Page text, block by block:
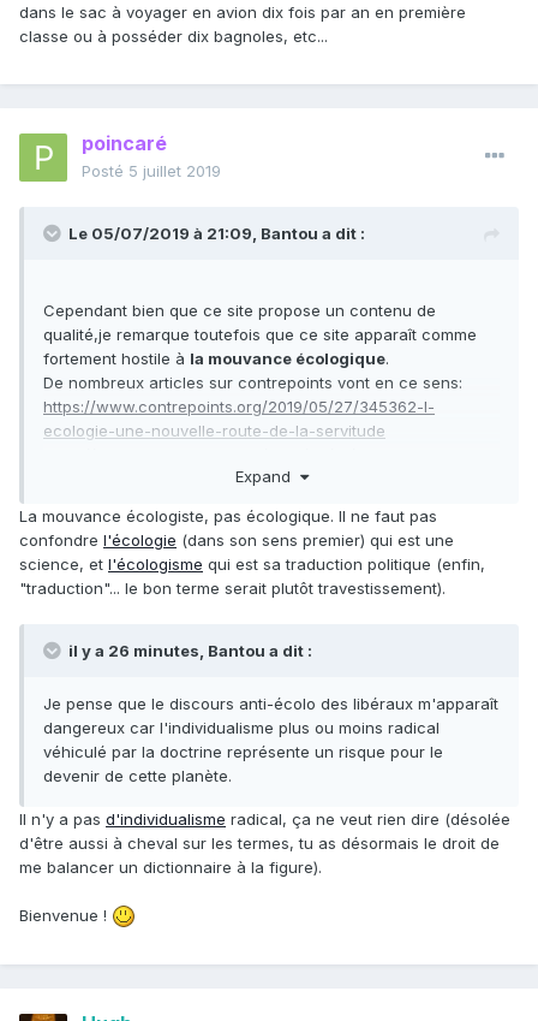
dans le sac à voyager en avion dix fois par an en première
classe ou à posséder dix bagnoles, etc...
poincaré
Posté 5 juillet 2019
Le 05/07/2019 à 21:09, Bantou a dit :
Cependant bien que ce site propose un contenu de
qualité,je remarque toutefois que ce site apparaît comme
fortement hostile à la mouvance écologique.
De nombreux articles sur contrepoints vont en ce sens:
https://www.contrepoints.org/2019/05/27/345362-l-
ecologie-une-nouvelle-route-de-la-servitude
rechauffement-climatique-lhysterie
Expand
La mouvance écologiste, pas écologique. Il ne faut pas
confondre l'écologie (dans son sens premier) qui est une
science, et l'écologisme qui est sa traduction politique (enfin,
"traduction"... le bon terme serait plutôt travestissement).
il y a 26 minutes, Bantou a dit :
Je pense que le discours anti-écolo des libéraux m'apparaît
dangereux car l'individualisme plus ou moins radical
véhiculé par la doctrine représente un risque pour le
devenir de cette planète.
Il n'y a pas d'individualisme radical, ça ne veut rien dire (désolée
d'être aussi à cheval sur les termes, tu as désormais le droit de
me balancer un dictionnaire à la figure).
Bienvenue !